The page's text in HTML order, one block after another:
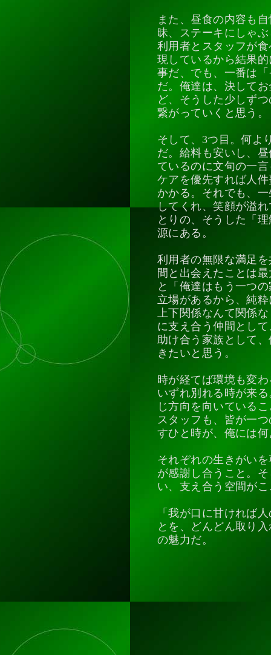
また、昼食の内容も
昧、ステーキにしゃ
利用者とスタッフが
現しているから結果
事だ、でも、一番は
だ。俺達は、決して
ど、そうした少しず
繋がっていくと思う。
そして、3つ目。何よ
だ。給料も安いし、
ているのに文句の一
ケアを優先すれば人
かかる。それでも、
してくれ、笑顔が溢
とりの、そうした「
源にある。
利用者の無限な満足
間と出会えたことは
と「俺達はもう一つ
立場があるから、純
上下関係なんて関係
に支え合う仲間とし
助け合う家族として
きたいと思う。
時が経てば環境も変
いずれ別れる時が来
じ方向を向いている
スタッフも、皆が一
すひと時が、俺には
それぞれの生きがい
が感謝し合うこと。
い、支え合う空間が
「我が口に甘ければ
とを、どんどん取り
の魅力だ。